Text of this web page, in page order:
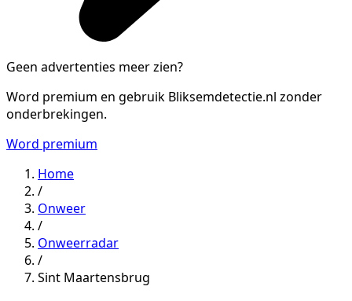
Geen advertenties meer zien?
Word premium en gebruik Bliksemdetectie.nl zonder
onderbrekingen.
Word premium
Home
/
Onweer
/
Onweerradar
/
Sint Maartensbrug